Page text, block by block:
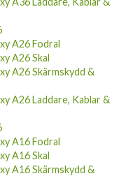
A26 Fodral
A26 Skal
A26 Skärmskydd &
A26 Laddare, Kablar &
A16 Fodral
A16 Skal
A16 Skärmskydd &